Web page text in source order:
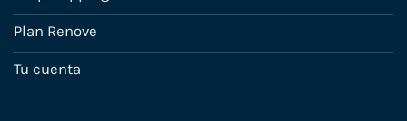
Plan Renove
Tu cuenta